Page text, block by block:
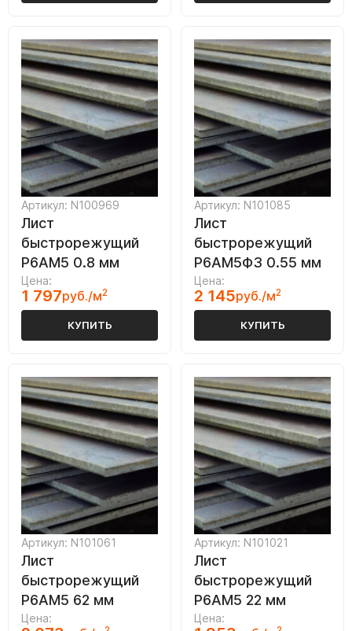
Артикул: N100969
Лист
быстрорежущий
Р6АМ5 0.8 мм
Цена:
1 797руб./м2
КУПИТЬ
Артикул: N101085
Лист
быстрорежущий
Р6АМ5Ф3 0.55 мм
Цена:
2 145руб./м2
КУПИТЬ
Артикул: N101061
Лист
быстрорежущий
Р6АМ5 62 мм
Цена:
Артикул: N101021
Лист
быстрорежущий
Р6АМ5 22 мм
Цена: